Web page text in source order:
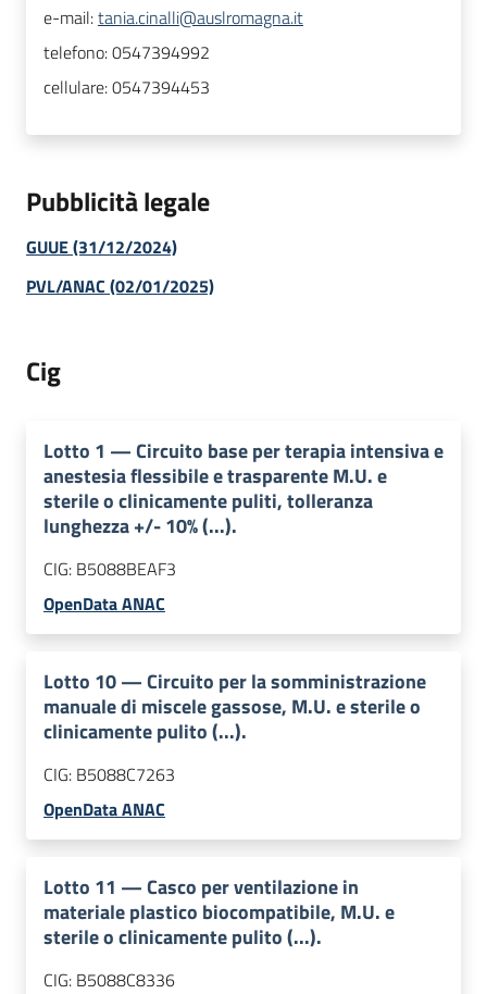
e-mail:tania.cinalli@auslromagna.it
telefono:0547394992
cellulare:0547394453
Pubblicità legale
GUUE (31/12/2024)
PVL/ANAC (02/01/2025)
Cig
Lotto 1 —Circuito base per terapia intensiva e
anestesia flessibile e trasparente M.U. e
sterile o clinicamente puliti, tolleranza
lunghezza +/- 10% (...).
CIG: B5088BEAF3
OpenData ANAC
Lotto 10—Circuito per la somministrazione
manuale di miscele gassose, M.U. e sterile o
clinicamente pulito (...).
CIG: B5088C7263
OpenData ANAC
Lotto 11 —Casco per ventilazione in
materiale plastico biocompatibile, M.U. e
sterile o clinicamente pulito (...).
CIG: B5088C8336